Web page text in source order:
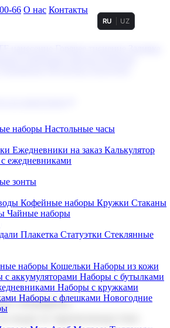
66 О нас Контакты
RU UZ
наборы Настольные часы
Ежедневники на заказ Калькулятор
ежедневниками
зонты
Кофейные наборы Кружки Стаканы
Чайные наборы
Плакетка Статуэтки Стеклянные
наборы Кошельки Наборы из кожи
с аккумуляторами Наборы с бутылками
Наборы с кружками
Наборы с флешками Новогодние
подарки
и производство